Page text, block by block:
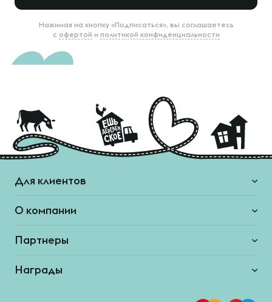
Нажимая на кнопку «Подписаться», вы соглашаетесь
с офертой и политикой конфиденциальности
Для клиентов
О компании
Партнеры
Награды